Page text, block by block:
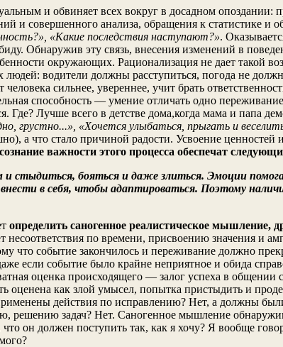
и обвиняет всех вокруг в досадном опоздании:
и совершенного анализа, обращения к статистике
«Какие последствия наступают?».
Обнаружив эту связь, внесения изменений в
окружающих. Рационализация не дает такой
водители должны расступиться, погода не
сильнее, увереннее, учит брать
способность — умение отличать одно
Где? Лучше всего в детстве дома,когда мама и папа
грустно...», «Хочется улыбаться, прыгать и
а что стало причиной радости. Усвоение ценностей
важности этого процесса обеспечат
стыдиться, бояться и даже злиться. Эмоции
в себя, чтобы адаптироваться. Поэтому
определить саногенное реалистическое мышление,
несоответствия по времени, присвоению значения и
что событие закончилось и переживание должно
если событие было крайне неприятное и обида
оценка происходящего — залог успеха в
как злой умысел, попытка пристыдить и
действия по исправлению? Нет, а должны
задач? Нет. Саногенное мышление
он должен поступить так, как я хочу? Я вообще